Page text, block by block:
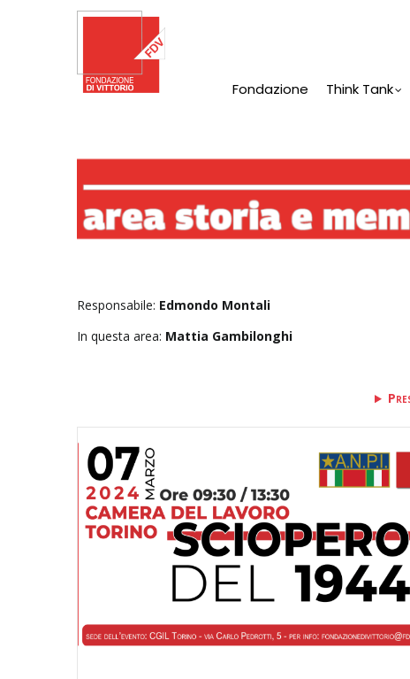
Fondazione Think Tank
Responsabile: Edmondo Montali
In questa area: Mattia Gambilonghi